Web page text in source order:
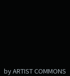
万華鏡のごとく
move/ Xハ
」
by ARTIST COMMONS